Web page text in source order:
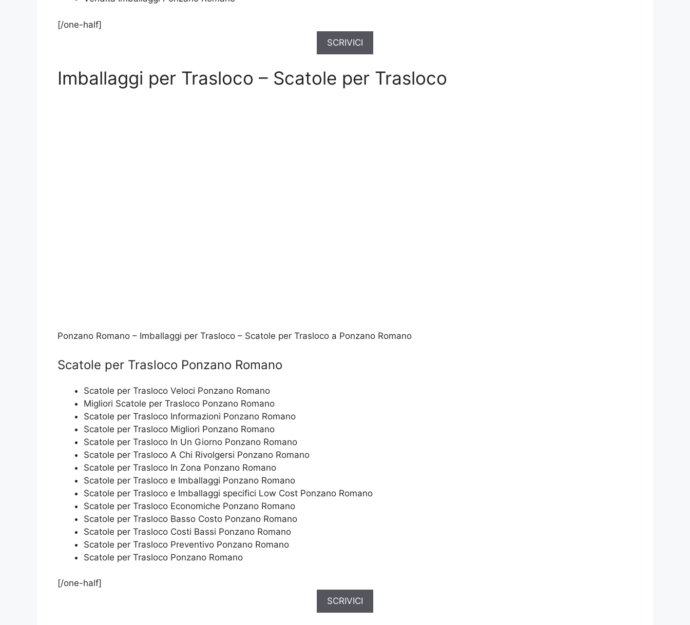
[/one-half]
SCRIVICI
Imballaggi per Trasloco – Scatole per Trasloco
Ponzano Romano – Imballaggi per Trasloco – Scatole per Trasloco a Ponzano Romano
Scatole per Trasloco Ponzano Romano
Scatole per Trasloco Veloci Ponzano Romano
Migliori Scatole per Trasloco Ponzano Romano
Scatole per Trasloco Informazioni Ponzano Romano
Scatole per Trasloco Migliori Ponzano Romano
Scatole per Trasloco In Un Giorno Ponzano Romano
Scatole per Trasloco A Chi Rivolgersi Ponzano Romano
Scatole per Trasloco In Zona Ponzano Romano
Scatole per Trasloco e Imballaggi Ponzano Romano
Scatole per Trasloco e Imballaggi specifici Low Cost Ponzano Romano
Scatole per Trasloco Economiche Ponzano Romano
Scatole per Trasloco Basso Costo Ponzano Romano
Scatole per Trasloco Costi Bassi Ponzano Romano
Scatole per Trasloco Preventivo Ponzano Romano
Scatole per Trasloco Ponzano Romano
[/one-half]
SCRIVICI